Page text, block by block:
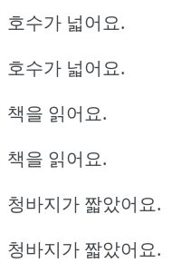
호수가 넓어요.
호수가 넓어요.
책을 읽어요.
책을 읽어요.
청바지가 짧았어요.
청바지가 짧았어요.